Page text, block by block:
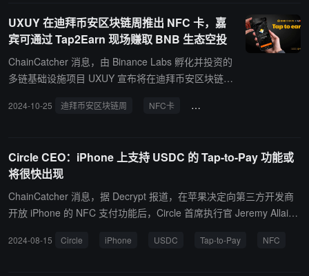
UXUY 在迪拜币安区块链周推出 NFC 卡，嘉
宾可通过 Tap2Earn 现场赚取 BNB 生态空投
ChainCatcher 消息，由 Binance Labs 孵化并投资的
多链基础设施项目 UXUY 宣布将在迪拜币安区块链周
轻触 NFC 卡片，即可极速创建 UXUY Telegram 钱
份空投的金额和代币种类均为随机生成，增加了会议
的互动性和趣味性，让嘉宾体验线下 Tap2Earn 交互
的乐趣。 UXUY 创始人 Kevin 表示：“UXUY Telegra
m 钱包积极接入 BNB 生态，目前 PancakeSwap、F
legram 9 亿用户触达 BNB Chain 的门槛。我们欢迎
2024-10-25 迪拜币安区块链周 NFC卡 UXUY
Circle CEO：iPhone 上支持 USDC 的 Tap-to-Pay 功能或
将很快出现
ChainCatcher 消息，据 Decrypt 报道，在苹果决定向第三方开发商
开放 iPhone 的 NFC 支付功能后，Circle 首席执行官 Jeremy Allaire
to-Pay）功能将"很快到来"。不过他随后澄清，Circle 与苹果没有任
2024-08-15 Circle iPhone USDC Tap-to-Pay NFC